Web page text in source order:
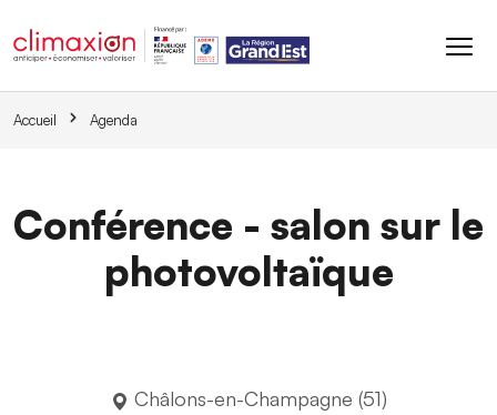
Accueil Agenda
Conférence - salon sur le
photovoltaïque
Châlons-en-Champagne (51)